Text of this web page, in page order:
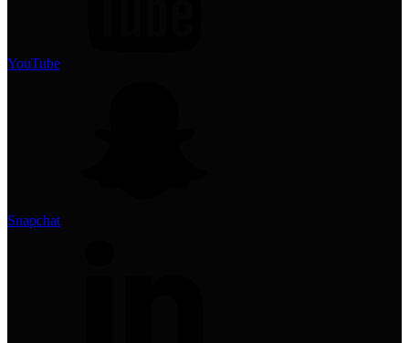
YouTube
Snapchat